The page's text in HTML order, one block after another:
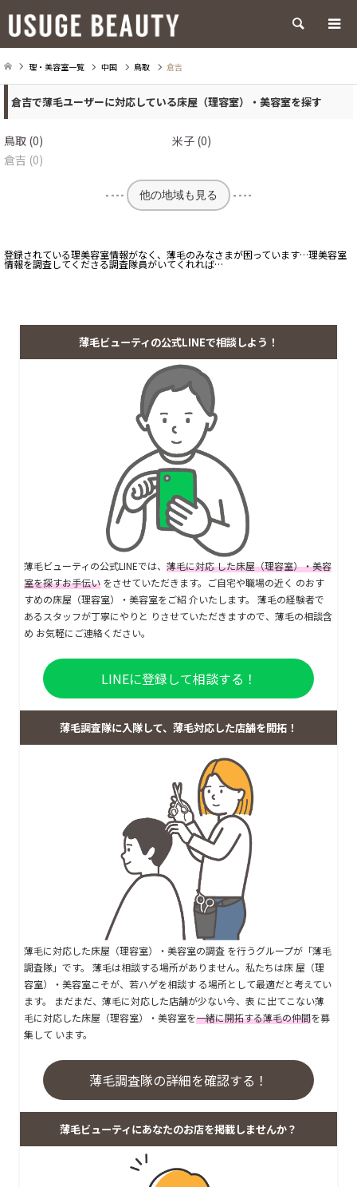
検索
理・美容室一覧 中国 鳥取 倉吉
倉吉で薄毛ユーザーに対応している床屋（理容室）・美容室を探す
鳥取 (0)
米子 (0)
倉吉 (0)
他の地域も見る
登録されている理美容室情報がなく、薄毛のみなさまが困っています…理美容室
情報を調査してくださる調査隊員がいてくれれば…
薄毛ビューティの公式LINEで相談しよう！
薄毛ビューティの公式LINEでは、 薄毛に対応 した床屋（理容室）・美容
室を探すお手伝い をさせていただきます。ご自宅や職場の近く のおす
すめの床屋（理容室）・美容室をご紹 介いたします。 薄毛の経験者で
あるスタッフが丁寧にやりと りさせていただきますので、薄毛の相談含
め お気軽にご連絡ください。
LINEに登録して相談する！
薄毛調査隊に入隊して、薄毛対応した店舗を開拓！
薄毛に対応した床屋（理容室）・美容室の調査 を行うグループが「薄毛
調査隊」です。 薄毛は相談する場所がありません。私たちは床 屋（理
容室）・美容室こそが、若ハゲを相談す る場所として最適だと考えてい
ます。 まだまだ、薄毛に対応した店舗が少ない今、表 に出てこない薄
毛に対応した床屋（理容室）・美容室を一緒に開拓する薄毛の仲間を募
集して います。
薄毛調査隊の詳細を確認する！
薄毛ビューティにあなたのお店を掲載しませんか？